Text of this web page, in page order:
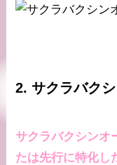
2. サクラバク
サクラバクシンオ
たは先行に特化し